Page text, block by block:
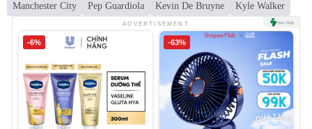
Manchester City Pep Guardiola Kevin De Bruyne Kyle Walker
ADVERTISEMENT
-6% -63%